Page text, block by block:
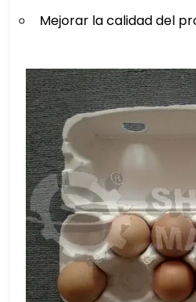
Mejorar la calidad del